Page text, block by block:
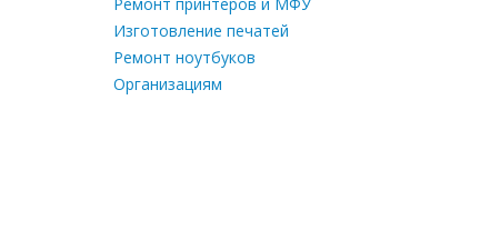
Изготовление печатей
Ремонт ноутбуков
Организациям